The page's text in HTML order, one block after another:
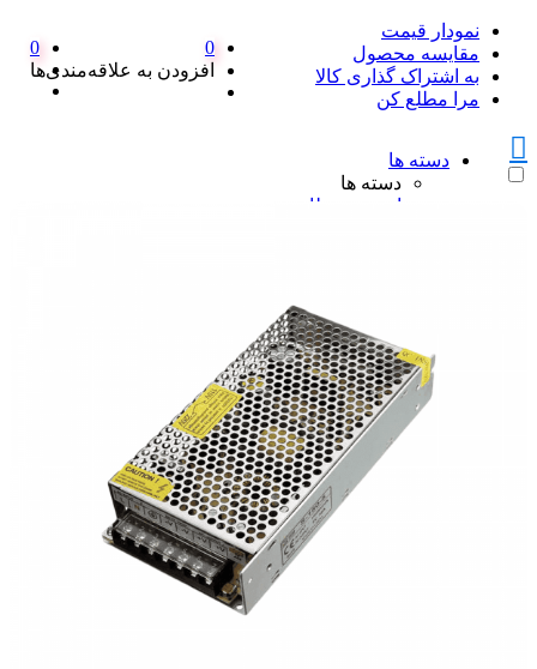
نمودار قیمت
مقایسه محصول
به اشتراک گذاری کالا
مرا مطلع کن
0
افزودن به علاقه‌مندی‌ها
0
دسته ها
دسته ها
امنیت و نظارت
پک کامل دزدگیر اماکن سایلکس
همه پکیج دزدگیر اماکن
دزدگیر سایلکس
دزدگیر سایلکس
دزدگیر سایلکس لایت SG8-LITE
دزدگیر سایلکس sg8 s
دزدگیر سایلکس SG8 Q
همه دزدگیر سایلکس
دزدگیر فایروال
دزدگیر فایروال
دزدگیر فایروال F9
دزدگیر فایروال F10
همه دزدگیر فایروال